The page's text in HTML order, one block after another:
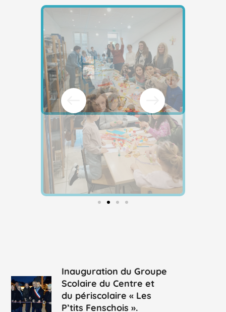
Inauguration du Groupe
Scolaire du Centre et
du périscolaire « Les
P’tits Fenschois ».